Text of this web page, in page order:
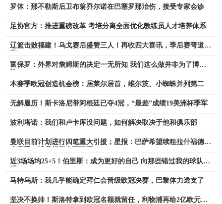
罗体：那不勒斯后卫布翁乔尔诺在巴塞罗那治伤，接受专家会诊
足协官方：推进重磅改革 考培分离全面优化教练员人才培养体系
辽篮击败福建！乌戈赛后盛赞三人！再收四大喜讯，季后赛弯道超
富保罗：外界对詹姆斯的决定一无所知 我们这么做并非为了博关
本赛季欧冠创造机会榜：居莱尔居首，维尔茨、小蜘蛛并列第二
无解履历！斯卡洛尼带阿根廷已夺4冠，“最差”成绩19美洲杯季军
波利塔诺：我们和卢卡库没问题，如何解决取决于他和俱乐部
曼联目前计划进行四笔重大引援；星报：巴萨希望续租拉什福德1
近3场场均25+5！伯里斯：成为更好的自己 向那些错过我的球队证
马特乌斯：我几乎能确定拜仁会晋级欧冠决赛，巴黎体力透支了
坚决不换帅！斯洛特拿到欧冠名额就留任，利物浦再给2亿欧元买